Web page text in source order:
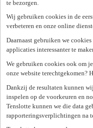
te bezorgen.
Wij gebruiken cookies in de
verbeteren en onze online
Daarnaast gebruiken we
applicaties interessanter te
We gebruiken cookies ook om
onze website terechtgekomen?
Dankzij de resultaten kunnen
inspelen op de voorkeuren en
Tenslotte kunnen we die data
rapporteringsverplichtingen na
Loonadministratie
Digitaal contract
nl
fr
nl
fr